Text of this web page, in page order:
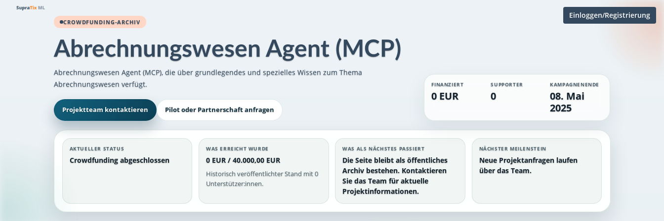
Einloggen/Registrierung
CROWDFUNDING-ARCHIV
Abrechnungswesen Agent (MCP)
Abrechnungswesen Agent (MCP), die über grundlegendes und spezielles Wissen zum Thema
Abrechnungswesen verfügt.
Projektteam kontaktieren Pilot oder Partnerschaft anfragen
FINANZIERT
0 EUR
SUPPORTER
0
KAMPAGNENENDE
08. Mai
2025
AKTUELLER STATUS
Crowdfunding abgeschlossen
WAS ERREICHT WURDE
0 EUR / 40.000,00 EUR
Historisch veröffentlichter Stand mit 0
Unterstützer:innen.
WAS ALS NÄCHSTES PASSIERT
Die Seite bleibt als öffentliches
Archiv bestehen. Kontaktieren
Sie das Team für aktuelle
Projektinformationen.
NÄCHSTER MEILENSTEIN
Neue Projektanfragen laufen
über das Team.